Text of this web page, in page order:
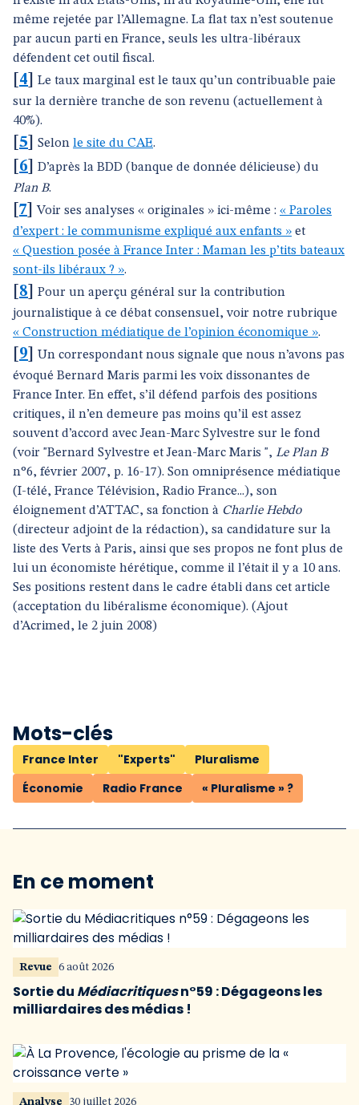
même rejetée par l’Allemagne. La flat tax n’est soutenue
par aucun parti en France, seuls les ultra-libéraux
défendent cet outil fiscal.
4
Le taux marginal est le taux qu’un contribuable paie
sur la dernière tranche de son revenu (actuellement à
40%).
5 Selon le site du CAE.
6
D’après la BDD (banque de donnée délicieuse) du
Plan B.
7 ]Voir ses analyses « originales » ici-même : « Paroles
d’expert : le communisme expliqué aux enfants » et
« Question posée à France Inter : Maman les p’tits bateaux
sont-ils libéraux ? ».
8
Pour un aperçu général sur la contribution
journalistique à ce débat consensuel, voir notre rubrique
« Construction médiatique de l’opinion économique ».
9
Un correspondant nous signale que nous n’avons pas
évoqué Bernard Maris parmi les voix dissonantes de
France Inter. En effet, s’il défend parfois des positions
critiques, il n’en demeure pas moins qu’il est assez
souvent d’accord avec Jean-Marc Sylvestre sur le fond
(voir "Bernard Sylvestre et Jean-Marc Maris ", Le Plan B
n°6, février 2007, p. 16-17). Son omniprésence médiatique
(I-télé, France Télévision, Radio France...), son
éloignement d’ATTAC, sa fonction à Charlie Hebdo
(directeur adjoint de la rédaction), sa candidature sur la
liste des Verts à Paris, ainsi que ses propos ne font plus de
lui un économiste hérétique, comme il l’était il y a 10 ans.
Ses positions restent dans le cadre établi dans cet article
(acceptation du libéralisme économique). (Ajout
d’Acrimed, le 2 juin 2008)
Mots-clés
France Inter "Experts"
Pluralisme
Économie
Radio France « Pluralisme » ?
En ce moment
Revue 6 août 2026
Sortie du Médiacritiquesn°59 : Dégageons les
milliardaires des médias !
Analyse 30 juillet 2026